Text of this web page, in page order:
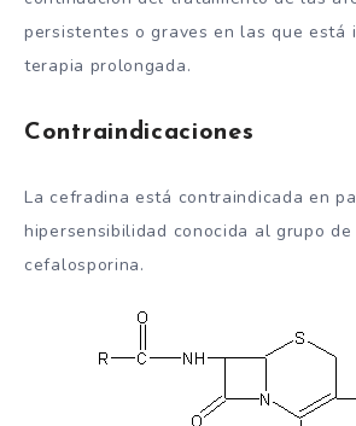
persistentes o graves en las que está
terapia prolongada.
Contraindicaciones
La cefradina está contraindicada en
hipersensibilidad conocida al grupo
cefalosporina.